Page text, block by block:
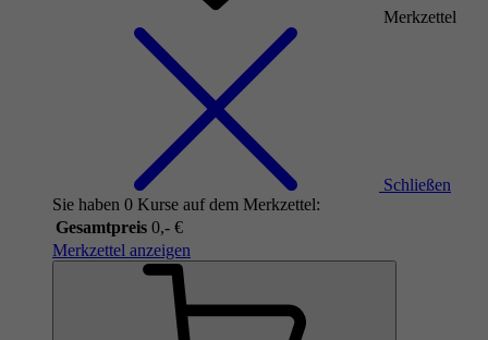
Merkzettel
Schließen
Sie haben 0 Kurse auf dem Merkzettel:
Gesamtpreis 0,- €
Merkzettel anzeigen